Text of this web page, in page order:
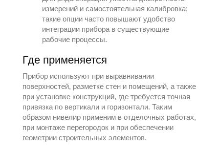
измерений и самостоятельная калибровка;
такие опции часто повышают удобство
интеграции прибора в существующие
рабочие процессы.
Где применяется
Прибор используют при выравнивании
поверхностей, разметке стен и помещений, а также
при установке конструкций, где требуется точная
привязка по вертикали и горизонтали. Таким
образом нивелир применим в отделочных работах,
при монтаже перегородок и при обеспечении
геометрии строительных элементов.